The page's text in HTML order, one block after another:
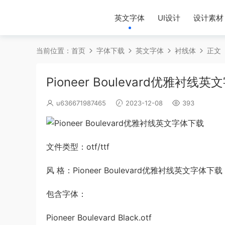
英文字体 UI设计 设计素材
当前位置： 首页 字体下载 英文字体 衬线体 正文
Pioneer Boulevard优雅衬线英
u636671987465 2023-12-08 393
文件类型：otf/ttf
风 格：Pioneer Boulevard优雅衬线英文字体下载
包含字体：
Pioneer Boulevard Black.otf